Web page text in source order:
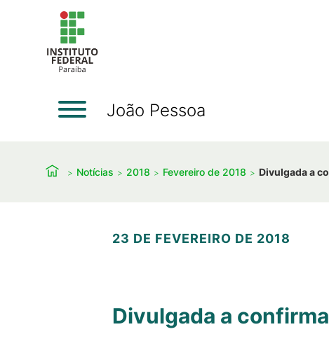
João Pessoa
Notícias 2018 Fevereiro de 2018 Divulgada a
23 DE FEVEREIRO DE 2018
Divulgada a